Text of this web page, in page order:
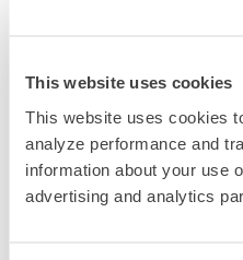
This website uses cookies
This website uses cookies
analyze performance and
information about your use
advertising and analytics